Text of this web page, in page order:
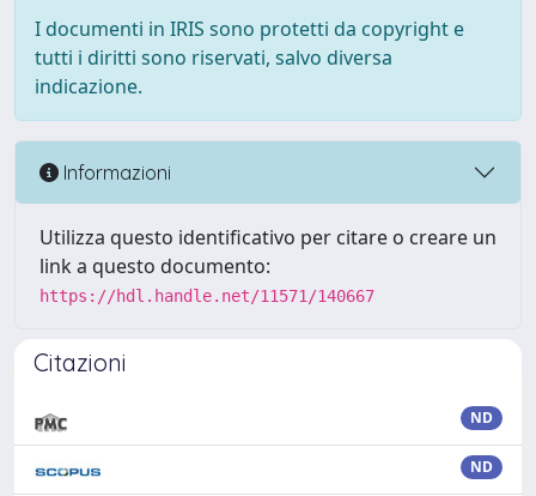
I documenti in IRIS sono protetti da copyright e
tutti i diritti sono riservati, salvo diversa
indicazione.
Informazioni
Utilizza questo identificativo per citare o creare un
link a questo documento:
https://hdl.handle.net/11571/140667
Citazioni
ND
ND